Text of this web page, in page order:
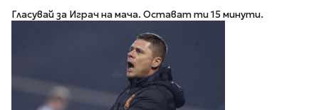
Гласувай за Играч на мача. Остават ти 15 минути.